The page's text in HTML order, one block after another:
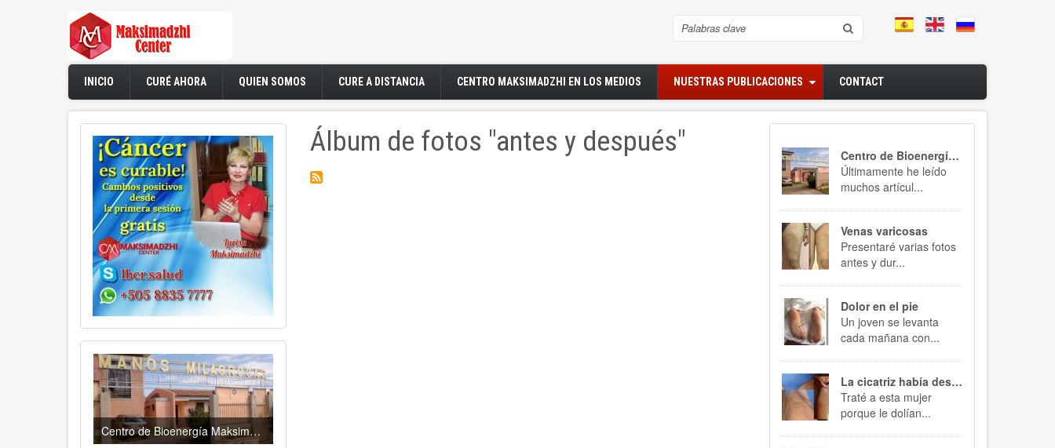
Search
INICIO CURÉ AHORA QUIEN SOMOS CURE A DISTANCIA CENTRO MAKSIMADZHI EN LOS MEDIOS NUESTRAS PUBLICACIONES CONTACT
Centro de Bioenergía Maksimadzhi
Álbum de fotos "antes y después"
Centro de Bioenergía Maksimadzhi
Últimamente he leído
muchos artícul...
Venas varicosas
Presentaré varias fotos
antes y dur...
Dolor en el pie
Un joven se levanta
cada mañana con...
La cicatriz había desaparecido
Traté a esta mujer
porque le dolían...